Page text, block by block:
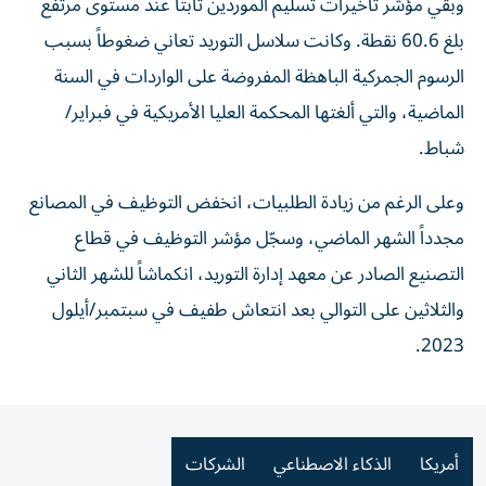
بلغ 60.6 نقطة. وكانت سلاسل التوريد تعاني ضغوطاً بسبب
الرسوم الجمركية الباهظة المفروضة على الواردات في السنة
الماضية، والتي ألغتها المحكمة العليا الأمريكية في فبراير/
شباط.
وعلى الرغم من زيادة الطلبيات، انخفض التوظيف في المصانع
مجدداً الشهر الماضي، وسجّل مؤشر التوظيف في قطاع
التصنيع الصادر عن معهد إدارة التوريد، انكماشاً للشهر الثاني
والثلاثين على التوالي بعد انتعاش طفيف في سبتمبر/أيلول
2023.
أمريكا الذكاء الاصطناعي الشركات